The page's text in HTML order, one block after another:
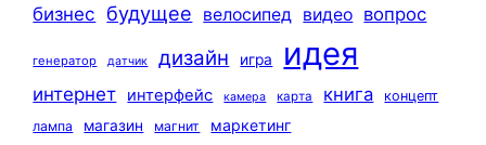
бизнес будущее велосипед видео вопрос
генератор датчик дизайн игра идея
интернет интерфейс камера карта книга
концепт
лампа
магазин магнит
маркетинг